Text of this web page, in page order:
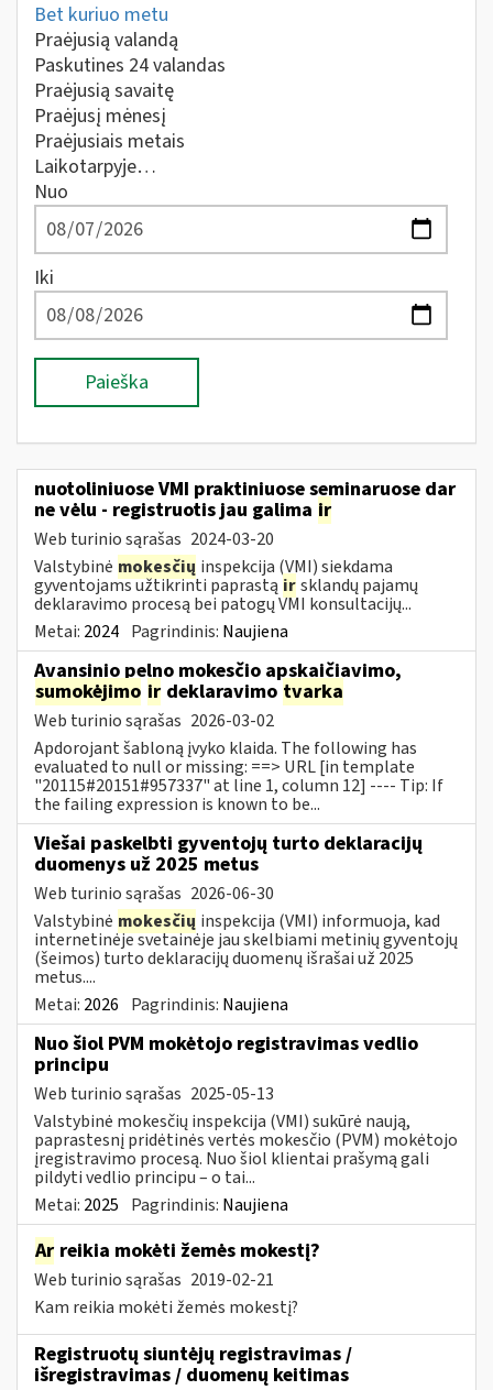
Bet kuriuo metu
Praėjusią valandą
Paskutines 24 valandas
Praėjusią savaitę
Praėjusį mėnesį
Praėjusiais metais
Laikotarpyje…
Nuo
Iki
Paieška
nuotoliniuose VMI praktiniuose seminaruose dar
ne vėlu - registruotis jau galima ir
Web turinio sąrašas 2024-03-20
Valstybinė mokesčių inspekcija (VMI) siekdama
gyventojams užtikrinti paprastą irsklandų pajamų
deklaravimo procesą bei patogų VMI konsultacijų...
Metai: 2024 Pagrindinis: Naujiena
Avansinio pelno mokesčio apskaičiavimo,
sumokėjimo ir deklaravimo tvarka
Web turinio sąrašas 2026-03-02
Apdorojant šabloną įvyko klaida. The following has
evaluated to null or missing: ==> URL [in template
"20115#20151#957337" at line 1, column 12] ---- Tip: If
the failing expression is known to be...
Viešai paskelbti gyventojų turto deklaracijų
duomenys už 2025 metus
Web turinio sąrašas 2026-06-30
Valstybinė mokesčių inspekcija (VMI) informuoja, kad
internetinėje svetainėje jau skelbiami metinių gyventojų
(šeimos) turto deklaracijų duomenų išrašai už 2025
metus....
Metai: 2026 Pagrindinis: Naujiena
Nuo šiol PVM mokėtojo registravimas vedlio
principu
Web turinio sąrašas 2025-05-13
Valstybinė mokesčių inspekcija (VMI) sukūrė naują,
paprastesnį pridėtinės vertės mokesčio (PVM) mokėtojo
įregistravimo procesą. Nuo šiol klientai prašymą gali
pildyti vedlio principu – o tai...
Metai: 2025 Pagrindinis: Naujiena
Ar reikia mokėti žemės mokestį?
Web turinio sąrašas 2019-02-21
Kam reikia mokėti žemės mokestį?
Registruotų siuntėjų registravimas /
išregistravimas / duomenų keitimas